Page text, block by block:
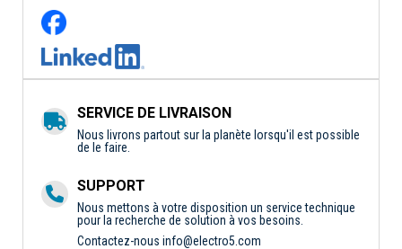
SERVICE DE LIVRAISON
Nous livrons partout sur la planète lorsqu'il est possible
de le faire.
SUPPORT
Nous mettons à votre disposition un service technique
pour la recherche de solution à vos besoins.
Contactez-nous info@electro5.com